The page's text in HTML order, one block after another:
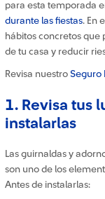
para esta temporada
durante las fiestas. En
hábitos concretos que
de tu casa y reducir
Revisa nuestro Seguro
1. Revisa tus
instalarlas
Las guirnaldas y
son uno de los
Antes de instalarlas: